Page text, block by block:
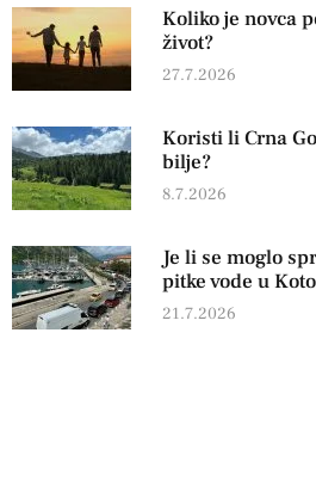
Koliko je novca
život?
27.7.2026
Koristi li Crna
bilje?
8.7.2026
Je li se moglo
pitke vode u
21.7.2026